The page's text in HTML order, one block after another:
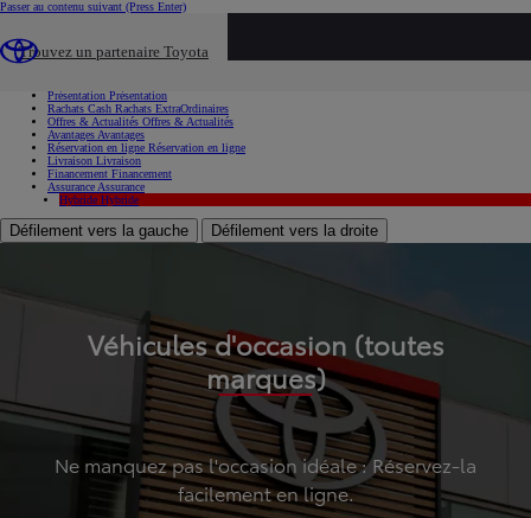
Passer au contenu suivant (Press Enter)
Trouvez un partenaire Toyota
Présentation Présentation
Rachats Cash Rachats ExtraOrdinaires
Offres & Actualités Offres & Actualités
Avantages Avantages
Réservation en ligne Réservation en ligne
Livraison Livraison
Financement Financement
Assurance Assurance
Hybride Hybride
Défilement vers la gauche Défilement vers la droite
Véhicules d'occasion (toutes
marques)
Ne manquez pas l'occasion idéale : Réservez-la
facilement en ligne.